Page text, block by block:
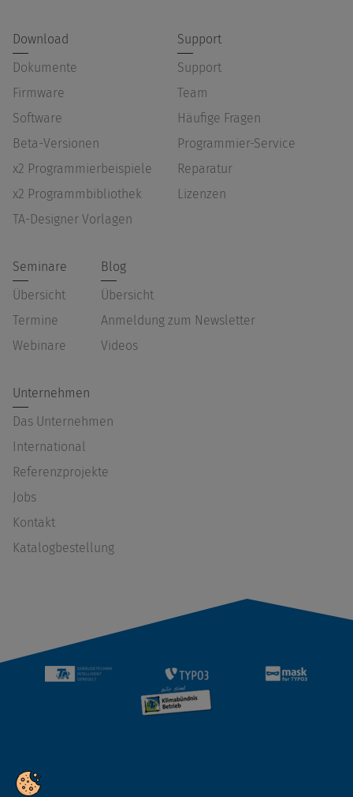
Download
Dokumente
Firmware
Software
Beta-Versionen
x2 Programmierbeispiele
x2 Programmbibliothek
TA-Designer Vorlagen
Support
Support
Team
Häufige Fragen
Programmier-Service
Reparatur
Lizenzen
Seminare
Übersicht
Termine
Webinare
Blog
Übersicht
Anmeldung zum Newsletter
Videos
Unternehmen
Das Unternehmen
International
Referenzprojekte
Jobs
Kontakt
Katalogbestellung